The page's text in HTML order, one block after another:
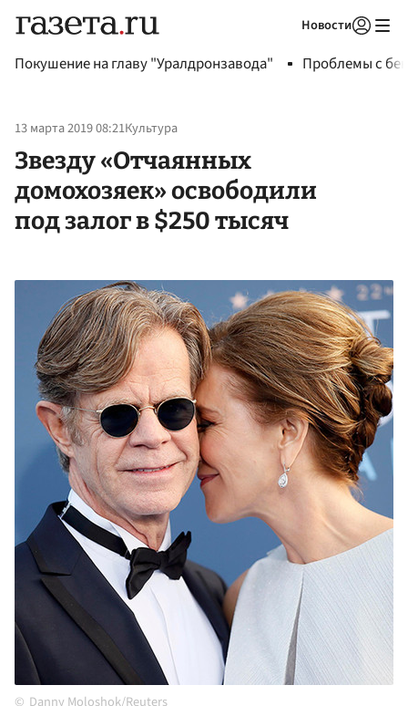
Новости
Покушение на главу "Уралдронзавода" Проблемы с
13 марта 2019 08:21Культура
Звезду «Отчаянных
домохозяек» освободили
под залог в $250 тысяч